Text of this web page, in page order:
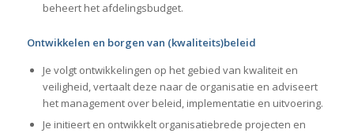
beheert het afdelingsbudget.
Ontwikkelen en borgen van (kwaliteits)beleid
Je volgt ontwikkelingen op het gebied van kwaliteit en
veiligheid, vertaalt deze naar de organisatie en adviseert
het management over beleid, implementatie en uitvoering.
Je initieert en ontwikkelt organisatiebrede projecten en